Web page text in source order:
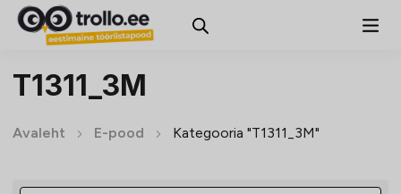
T1311_3M
Avaleht E-pood Kategooria "T1311_3M"